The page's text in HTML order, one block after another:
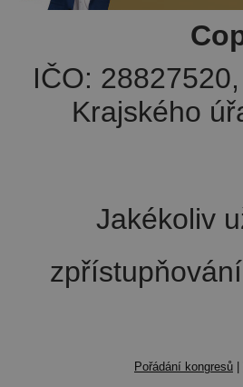
IČO:
Krajského
Jakékoliv
Pořádání kongresů |